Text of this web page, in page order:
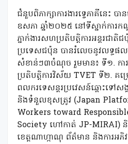
ជំនួបពិភាក្សាការងារទ្វេភាគីនេះ ប
ឧសភា ឆ្នាំ២០២៥ នៅទីស្នាក់ការ
ភ្នាក់ងារសហប្រតិបត្តិការអន្តរជាតិ
ប្រទេសជប៉ុន បានរំលេចនូវលទ្ធផល
សំខាន់ៗ៣ចំណុច រួមមាន៖ ទី១. កា
ប្រតិបត្តិការវិស័យ TVET ទី២. គម្
ពលករទេសន្ដរប្រវេសន៍ឆ្ពោះទៅស
និងទំនួលខុសត្រូវ (Japan
Workers toward
Society ហៅកាត់ JP-MIRAI)
ខេត្តណាហ្កាណុ ព័ត៌មាន និងការអភិ